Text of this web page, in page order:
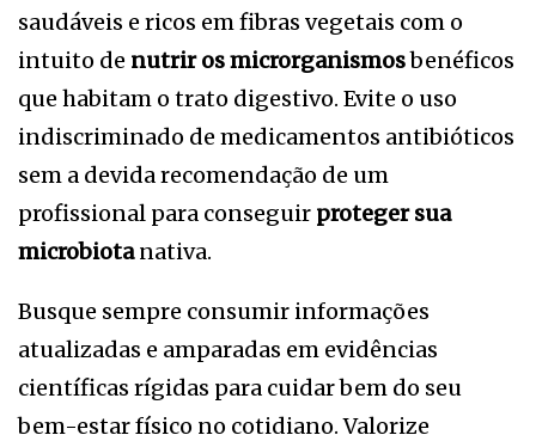
saudáveis e ricos em fibras vegetais com o
intuito de nutrir os microrganismosbenéficos
que habitam o trato digestivo. Evite o uso
indiscriminado de medicamentos antibióticos
sem a devida recomendação de um
profissional para conseguir proteger sua
microbiotanativa.
Busque sempre consumir informações
atualizadas e amparadas em evidências
científicas rígidas para cuidar bem do seu
bem-estar físico no cotidiano. Valorize